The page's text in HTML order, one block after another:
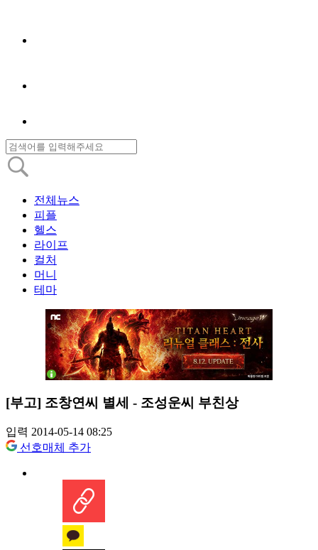
전체뉴스
피플
헬스
라이프
컬처
머니
테마
[부고] 조창연씨 별세 - 조성운씨 부친상
입력 2014-05-14 08:25
선호매체 추가